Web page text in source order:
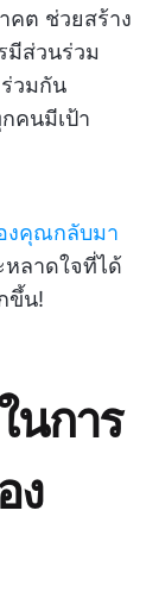
คต ช่วยสร้าง
มีส่วนร่วม
วมกัน
คนมีเป้า
งคุณกลับมา
ลาดใจที่ได้
ขึ้น!
นการ
ง